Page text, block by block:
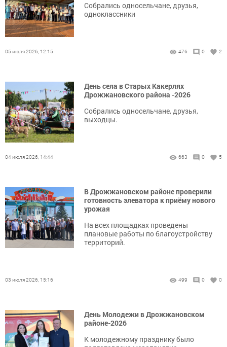
Собрались односельчане, друзья,
одноклассники
05 июля 2026, 12:15 476 0 2
День села в Старых Какерлях
Дрожжановского района -2026
Собрались односельчане, друзья,
выходцы.
04 июля 2026, 14:44 663 0 5
В Дрожжановском районе проверили
готовность элеватора к приёму нового
урожая
На всех площадках проведены
плановые работы по благоустройству
территорий.
03 июля 2026, 15:16 499 0 0
День Молодежи в Дрожжановском
районе-2026
К молодежному празднику было